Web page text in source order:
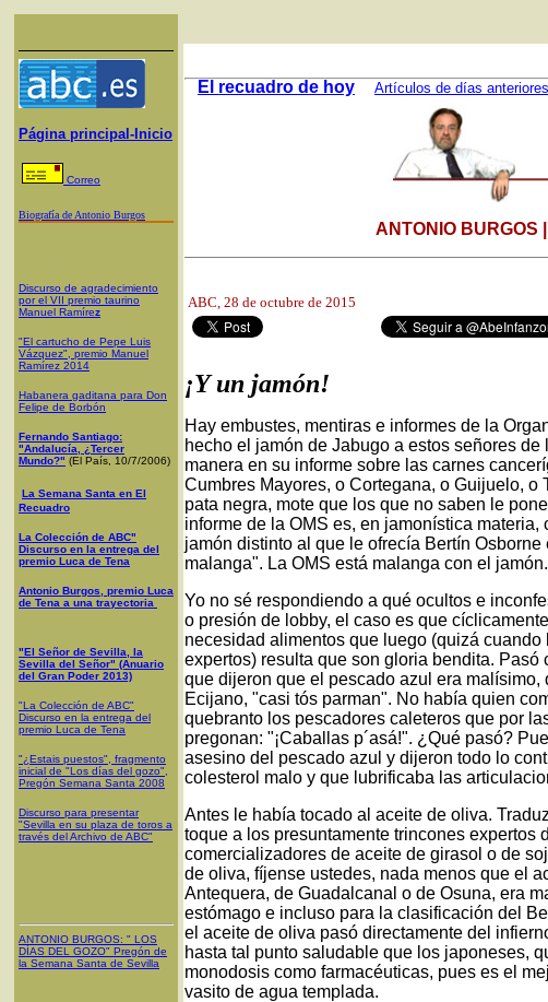
Página principal-Inicio
Correo
Biografía de Antonio Burgos
Discurso de agradecimiento
por el VII premio taurino
Manuel Ramírez
"El cartucho de Pepe Luis
Vázquez", premio Manuel
Ramírez 2014
Habanera gaditana para Don
Felipe de Borbón
Fernando Santiago:
"Andalucía, ¿Tercer
Mundo?" (El País, 10/7/2006)
La Semana Santa en El
Recuadro
La Colección de ABC"
Discurso en la entrega del
premio Luca de Tena
Antonio Burgos, premio Luca
de Tena a una trayectoria
"El Señor de Sevilla, la
Sevilla del Señor" (Anuario
del Gran Poder 2013)
"La Colección de ABC"
Discurso en la entrega del
premio Luca de Tena
"¿Estais puestos", fragmento
inicial de "Los días del gozo",
Pregón Semana Santa 2008
Discurso para presentar
"Sevilla en su plaza de toros a
través del Archivo de ABC"
ANTONIO BURGOS: " LOS
DÍAS DEL GOZO" Pregón de
la Semana Santa de Sevilla
El recuadro de hoy Artículos de días anteriores
ANTONIO BURGOS
ABC, 28 de octubre de 2015
¡Y un jamón!
Hay embustes, mentiras e informes de la
hecho el jamón de Jabugo a estos señores
manera en su informe sobre las carnes
Cumbres Mayores, o Cortegana, o Guijuelo, o
pata negra, mote que los que no saben le
informe de la OMS es, en jamonística
jamón distinto al que le ofrecía Bertín
malanga". La OMS está malanga con el jamón.
Yo no sé respondiendo a qué ocultos e
o presión de lobby, el caso es que
necesidad alimentos que luego (quizá
expertos) resulta que son gloria bendita.
que dijeron que el pescado azul era malísimo,
Ecijano, "casi tós parman". No había quien
quebranto los pescadores caleteros que por
pregonan: "¡Caballas p´asá!". ¿Qué pasó?
asesino del pescado azul y dijeron todo lo
colesterol malo y que lubrificaba las
Antes le había tocado al aceite de oliva.
toque a los presuntamente trincones expertos
comercializadores de aceite de girasol o de
de oliva, fíjense ustedes, nada menos que el
Antequera, de Guadalcanal o de Osuna, era
estómago e incluso para la clasificación del
el aceite de oliva pasó directamente del
hasta tal punto saludable que los japoneses,
monodosis como farmacéuticas, pues es el
vasito de agua templada.